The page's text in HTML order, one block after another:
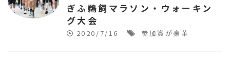
ぎふ鵜飼マラソン・ウォーキン
グ大会
2020/7/16 参加賞が豪華